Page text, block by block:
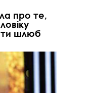
про те,
шлюб